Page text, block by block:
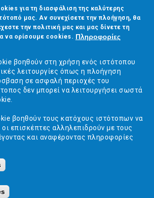
10683
πμ - 2:00 μμ
Istology | Web & Marketing Solutions
για τη διασφάλιση της καλύτερης
μας. Αν συνεχίσετε την πλοήγηση, θα
την πολιτική μας και μας δίνετε τη
να ορίσουμε cookies. Πληροφορίες
βοηθούν στη χρήση ενός ιστότοπου
λειτουργίες όπως η πλοήγηση
σε ασφαλή περιοχές του
δεν μπορεί να λειτουργήσει σωστά
βοηθούν τους κατόχους ιστότοπων να
επισκέπτες αλληλεπιδρούν με τους
και αναφέροντας πληροφορίες